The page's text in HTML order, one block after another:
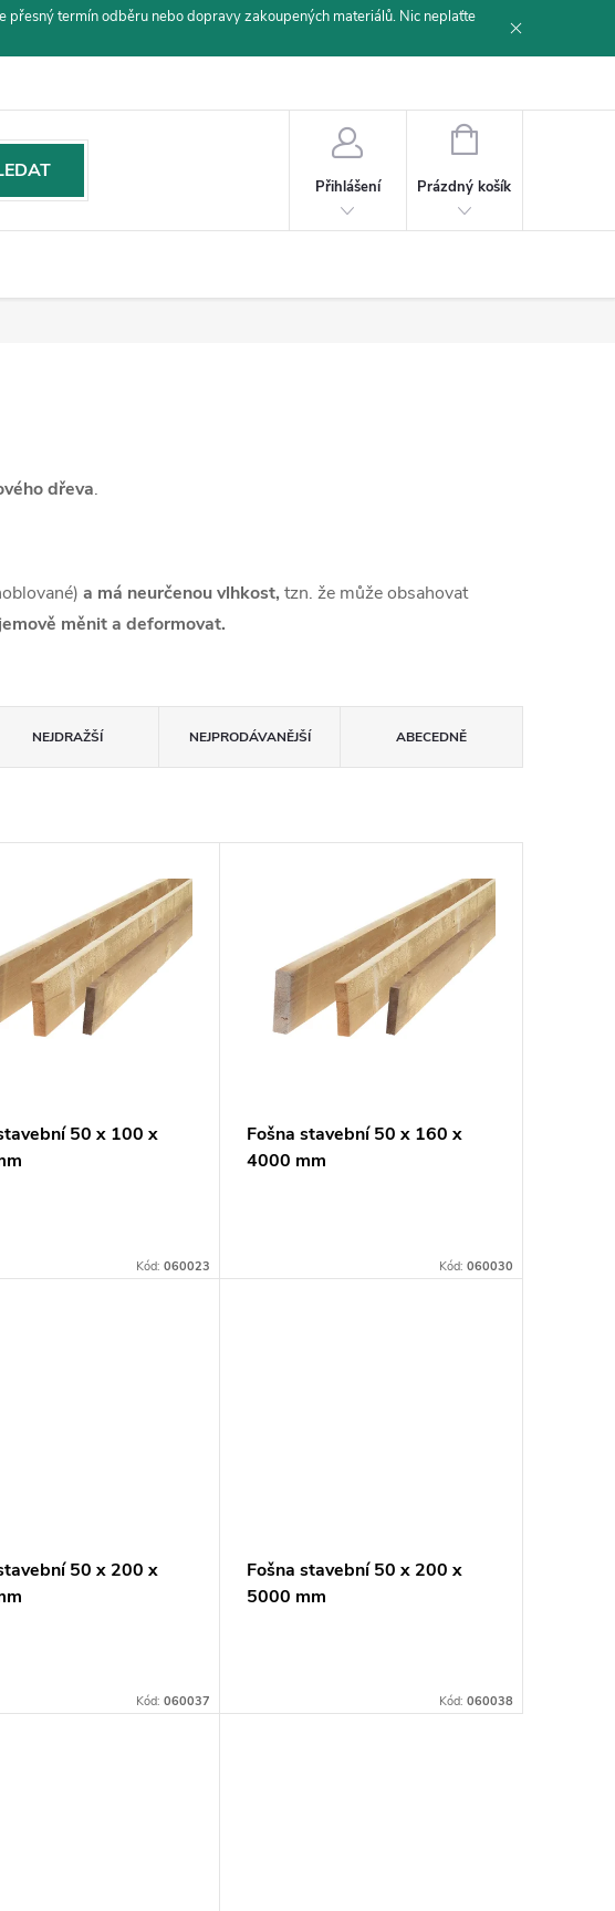
přesný termín odběru nebo dopravy zakoupených materiálů. Nic neplaťte
Přihlášení
NÁKUPNÍ
Prázdný košík
dřeva.
a má neurčenou vlhkost, tzn. že může obsahovat
měnit a deformovat.
NEJDRAŽŠÍ NEJPRODÁVANĚJŠÍ ABECEDNĚ
50 x 100 x
Kód: 060023
Fošna stavební 50 x 160 x
4000 mm
Kód: 060030
50 x 200 x
Kód: 060037
Fošna stavební 50 x 200 x
5000 mm
Kód: 060038